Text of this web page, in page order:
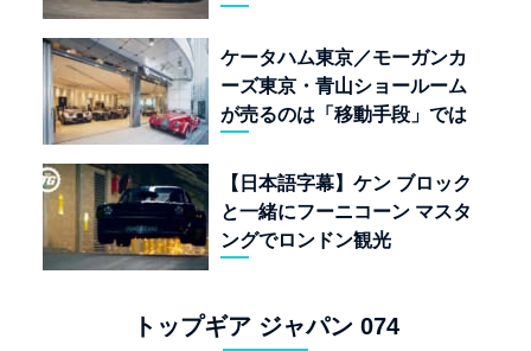
ケータハム東京／モーガンカ
ーズ東京・青山ショールーム
が売るのは「移動手段」では
【日本語字幕】ケン ブロック
と一緒にフーニコーン マスタ
ングでロンドン観光
トップギア ジャパン 074